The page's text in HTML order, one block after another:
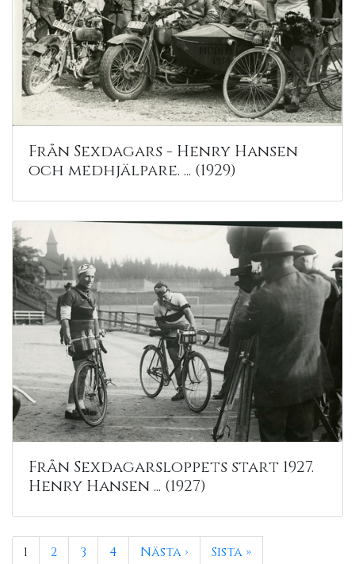
Från Sexdagars - Henry Hansen
och medhjälpare. ... (1929)
Från Sexdagarsloppets start 1927.
Henry Hansen ... (1927)
1 2 3 4 Nästa › Sista »